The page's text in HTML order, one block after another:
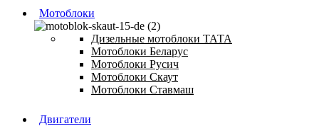
Мотоблоки
Дизельные мотоблоки ТАТА
Мотоблоки Беларус
Мотоблоки Русич
Мотоблоки Скаут
Мотоблоки Ставмаш
Двигатели